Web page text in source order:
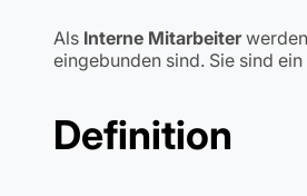
Als Interne Mitarbeiter
eingebunden sind. Sie sind
Definition